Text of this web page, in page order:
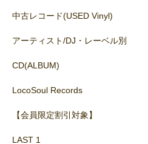
中古レコード(USED Vinyl)
アーティスト/DJ・レーベル別
CD(ALBUM)
LocoSoul Records
【会員限定割引対象】
LAST 1